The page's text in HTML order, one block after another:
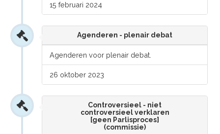
15 februari 2024
Agenderen - plenair debat
Agenderen voor plenair debat.
26 oktober 2023
Controversieel - niet
controversieel verklaren
[geen Parlisproces]
(commissie)